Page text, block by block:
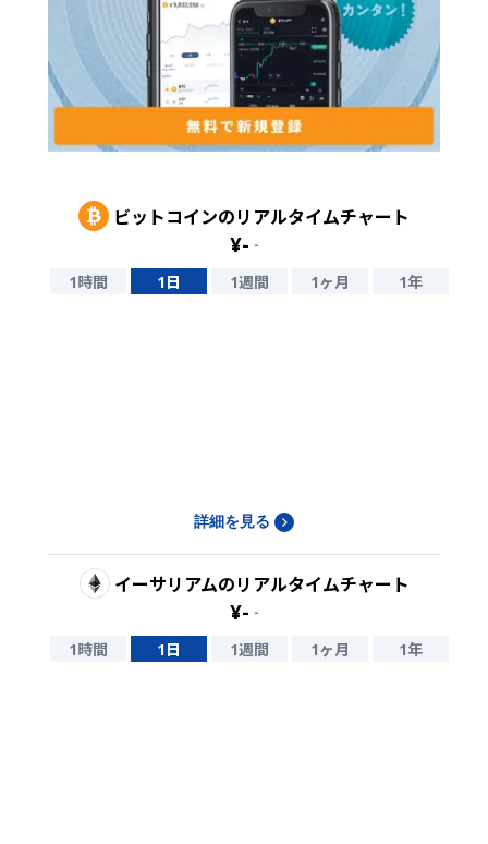
ビットコインのリアルタイムチャート
¥- -
1時間 1日 1週間 1ヶ月 1年
詳細を見る
イーサリアムのリアルタイムチャート
¥- -
1時間 1日 1週間 1ヶ月 1年